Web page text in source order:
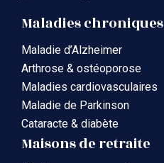
Maladies chroniques
Maladie d’Alzheimer
Arthrose & ostéoporose
Maladies cardiovasculaires
Maladie de Parkinson
Cataracte & diabète
Maisons de retraite